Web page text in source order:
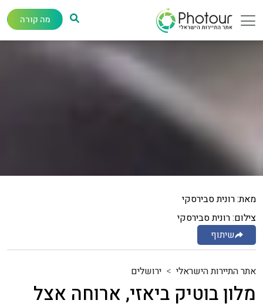
מה קורה
מאת: רונית סבירסקי
צילום: רונית סבירסקי
שיתוף
אתר התיירות הישראלי ירושלים
מלון בוטיק ביאזי, ארוחה אצל